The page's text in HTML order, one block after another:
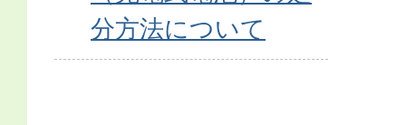
分方法について